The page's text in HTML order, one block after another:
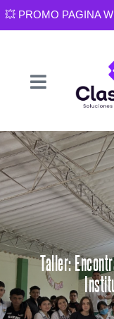
💥 PROMO PAGINA
Taller: